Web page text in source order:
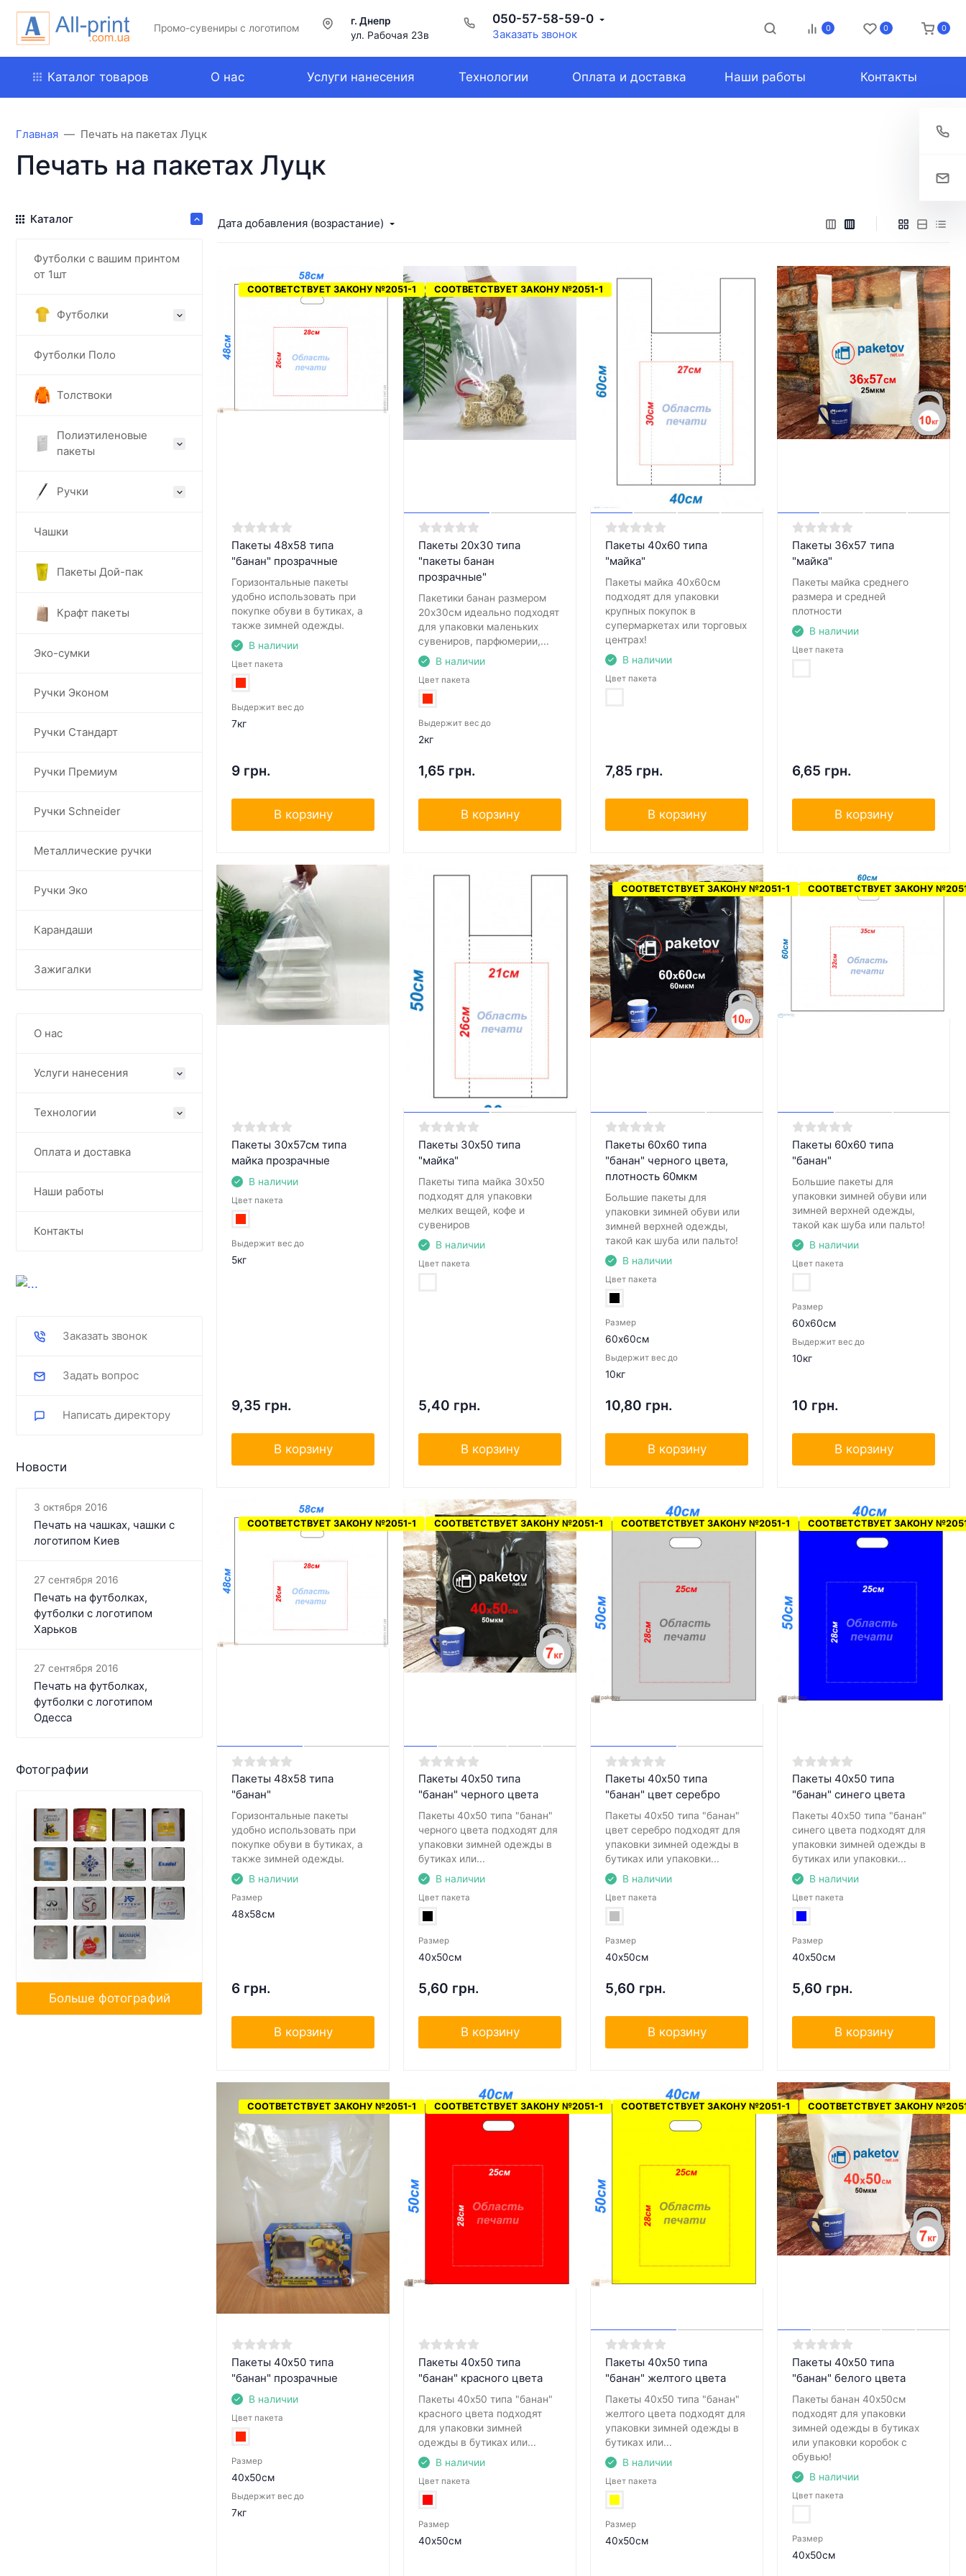
Промо-сувениры с логотипом
г. Днепр
ул. Рабочая 23в
050-57-58-59-0
Заказать звонок 0 0 0
Каталог товаров О нас Услуги нанесения Технологии Оплата и доставка Наши работы Контакты
Главная Печать на пакетах Луцк
Печать на пакетах Луцк
Каталог
Футболки с вашим принтом
от 1шт
Футболки
Футболки Поло
Толствоки
Полиэтиленовые
пакеты
Ручки
Чашки
Пакеты Дой-пак
Крафт пакеты
Эко-сумки
Ручки Эконом
Ручки Стандарт
Ручки Премиум
Ручки Schneider
Металлические ручки
Ручки Эко
Карандаши
Зажигалки
О нас
Услуги нанесения
Технологии
Оплата и доставка
Наши работы
Контакты
Заказать звонок
Задать вопрос
Написать директору
Новости
3 октября 2016
Печать на чашках, чашки с
логотипом Киев
27 сентября 2016
Печать на футболках,
футболки с логотипом
Харьков
27 сентября 2016
Печать на футболках,
футболки с логотипом
Одесса
Фотографии
Больше фотографий
Дата добавления (возрастание)
Пакеты 48х58 типа
"банан" прозрачные
Горизонтальные пакеты
удобно использовать при
покупке обуви в бутиках, а
также зимней одежды.
В наличии
Цвет пакета
Выдержит вес до
7кг
9 грн.
В корзину
СООТВЕТСТВУЕТ ЗАКОНУ №2051-1
Пакеты 20х30 типа
"пакеты банан
прозрачные"
Пакетики банан размером
20х30см идеально подходят
для упаковки маленьких
сувениров, парфюмерии,...
В наличии
Цвет пакета
Выдержит вес до
2кг
1,65 грн.
В корзину
СООТВЕТСТВУЕТ ЗАКОНУ №2051-1
Пакеты 40х60 типа
"майка"
Пакеты майка 40х60см
подходят для упаковки
крупных покупок в
супермаркетах или торговых
центрах!
В наличии
Цвет пакета
7,85 грн.
В корзину
Пакеты 36х57 типа
"майка"
Пакеты майка среднего
размера и средней
плотности
В наличии
Цвет пакета
6,65 грн.
В корзину
Пакеты 30х57см типа
майка прозрачные
В наличии
Цвет пакета
Выдержит вес до
5кг
9,35 грн.
В корзину
Пакеты 30х50 типа
"майка"
Пакеты типа майка 30х50
подходят для упаковки
мелких вещей, кофе и
сувениров
В наличии
Цвет пакета
5,40 грн.
В корзину
Пакеты 60х60 типа
"банан" черного цвета,
плотность 60мкм
Большие пакеты для
упаковки зимней обуви или
зимней верхней одежды,
такой как шуба или пальто!
В наличии
Цвет пакета
Размер
60х60см
Выдержит вес до
10кг
10,80 грн.
В корзину
СООТВЕТСТВУЕТ ЗАКОНУ №2051-1
Пакеты 60х60 типа
"банан"
Большие пакеты для
упаковки зимней обуви или
зимней верхней одежды,
такой как шуба или пальто!
В наличии
Цвет пакета
Размер
60х60см
Выдержит вес до
10кг
10 грн.
В корзину
СООТВЕТСТВУЕТ ЗАКОНУ
Пакеты 48х58 типа
"банан"
Горизонтальные пакеты
удобно использовать при
покупке обуви в бутиках, а
также зимней одежды.
В наличии
Размер
48х58см
6 грн.
В корзину
СООТВЕТСТВУЕТ ЗАКОНУ №2051-1
Пакеты 40х50 типа
"банан" черного цвета
Пакеты 40х50 типа "банан"
черного цвета подходят для
упаковки зимней одежды в
бутиках или...
В наличии
Цвет пакета
Размер
40х50см
5,60 грн.
В корзину
СООТВЕТСТВУЕТ ЗАКОНУ №2051-1
Пакеты 40х50 типа
"банан" цвет серебро
Пакеты 40х50 типа "банан"
цвет серебро подходят для
упаковки зимней одежды в
бутиках или упаковки...
В наличии
Цвет пакета
Размер
40х50см
5,60 грн.
В корзину
СООТВЕТСТВУЕТ ЗАКОНУ №2051-1
Пакеты 40х50 типа
"банан" синего цвета
Пакеты 40х50 типа "банан"
синего цвета подходят для
упаковки зимней одежды в
бутиках или упаковки...
В наличии
Цвет пакета
Размер
40х50см
5,60 грн.
В корзину
СООТВЕТСТВУЕТ ЗАКОНУ
Пакеты 40х50 типа
"банан" прозрачные
В наличии
Цвет пакета
Размер
40х50см
Выдержит вес до
7кг
СООТВЕТСТВУЕТ ЗАКОНУ №2051-1
Пакеты 40х50 типа
"банан" красного цвета
Пакеты 40х50 типа "банан"
красного цвета подходят
для упаковки зимней
одежды в бутиках или...
В наличии
Цвет пакета
Размер
40х50см
СООТВЕТСТВУЕТ ЗАКОНУ №2051-1
Пакеты 40х50 типа
"банан" желтого цвета
Пакеты 40х50 типа "банан"
желтого цвета подходят для
упаковки зимней одежды в
бутиках или...
В наличии
Цвет пакета
Размер
40х50см
СООТВЕТСТВУЕТ ЗАКОНУ №2051-1
Пакеты 40х50 типа
"банан" белого цвета
Пакеты банан 40х50см
подходят для упаковки
зимней одежды в бутиках
или упаковки коробок с
обувью!
В наличии
Цвет пакета
Размер
40х50см
СООТВЕТСТВУЕТ ЗАКОНУ